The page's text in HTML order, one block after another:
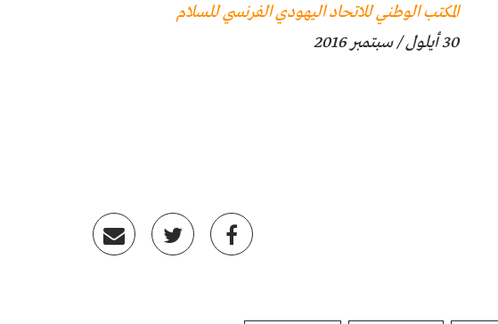
المكتب الوطني للاتحاد اليهودي الفرنسي للسلام
30 أيلول / سبتمبر 2016